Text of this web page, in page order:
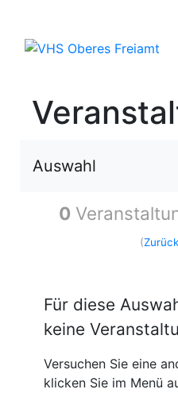
Auswahl
0
(
Für diese
keine
Versuchen Sie eine
klicken Sie im Menü